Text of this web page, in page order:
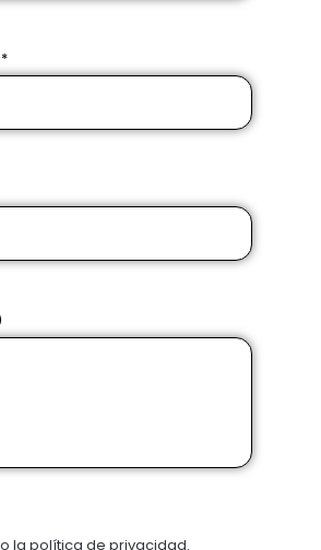
la política de privacidad.